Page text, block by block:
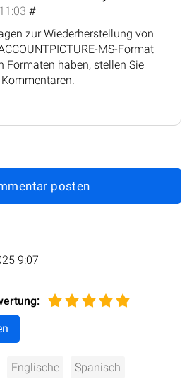
#
zur Wiederherstellung von
MS-Format
Formaten haben, stellen Sie
posten
9:07
:
Englische Spanisch